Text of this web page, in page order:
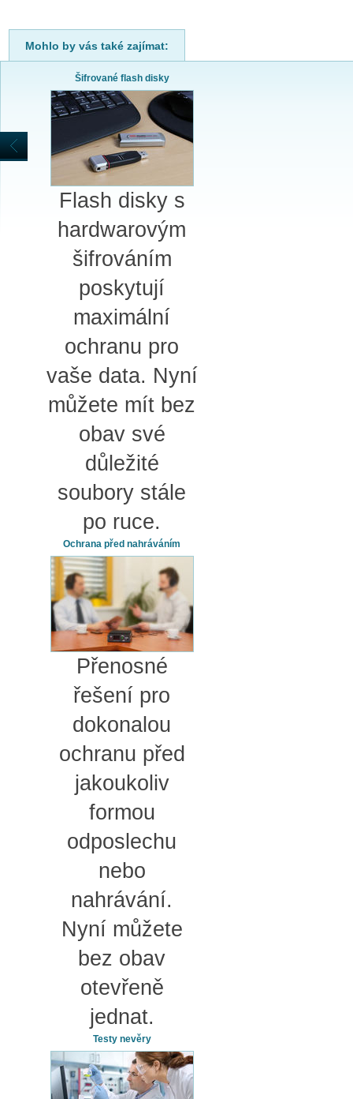
Mohlo by vás také zajímat:
Šifrované flash disky
Flash disky s
hardwarovým
šifrováním
poskytují
maximální
ochranu pro
vaše data. Nyní
můžete mít bez
obav své
důležité
soubory stále
po ruce.
Ochrana před nahráváním
Přenosné
řešení pro
dokonalou
ochranu před
jakoukoliv
formou
odposlechu
nebo
nahrávání.
Nyní můžete
bez obav
otevřeně
jednat.
Testy nevěry